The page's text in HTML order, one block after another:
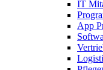
IT
App